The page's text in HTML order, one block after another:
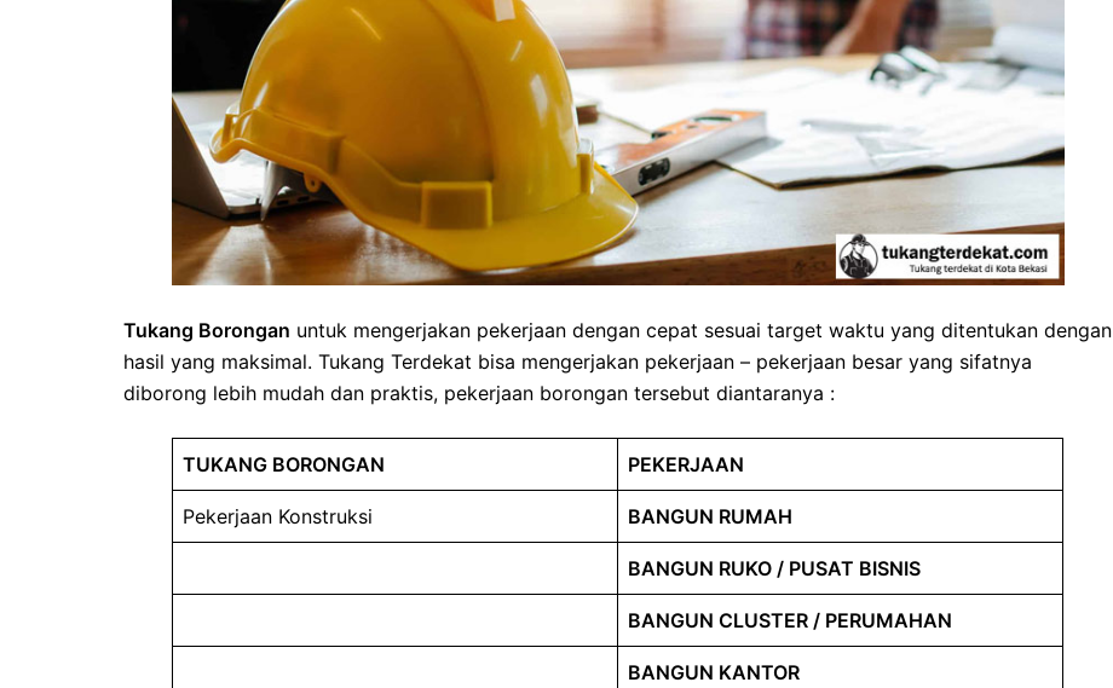
Tukang Borongan untuk mengerjakan pekerjaan dengan cepat sesuai target waktu yang ditentukan dengan
hasil yang maksimal. Tukang Terdekat bisa mengerjakan pekerjaan – pekerjaan besar yang sifatnya
diborong lebih mudah dan praktis, pekerjaan borongan tersebut diantaranya :
TUKANG BORONGAN PEKERJAAN
Pekerjaan Konstruksi BANGUN RUMAH
BANGUN RUKO / PUSAT BISNIS
BANGUN CLUSTER / PERUMAHAN
BANGUN KANTOR